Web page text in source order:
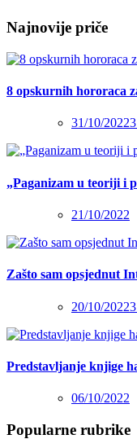
Najnovije priče
8 opskurnih hororaca
31/10/2022
„Paganizam u teoriji i
21/10/2022
Zašto sam opsjednut
20/10/2022
Predstavljanje knjige
06/10/2022
Popularne rubrike